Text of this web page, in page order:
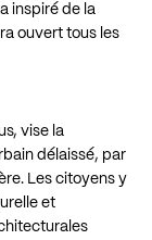
inspiré de la
ouvert tous les
vise la
délaissé, par
Les citoyens y
et